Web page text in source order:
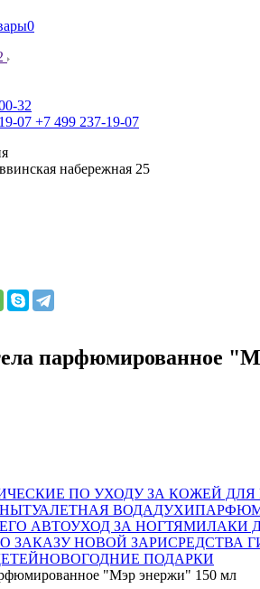
0
32
07 +7 499 237-19-07
набережная 25
парфюмированное
ПО УХОДУ ЗА КОЖЕЙ
ТУАЛЕТНАЯ ВОДАДУХИ
АВТОУХОД ЗА НОГТЯМИЛАКИ
ЗАКАЗУ НОВОЙ ЗАРИСРЕДСТВА
НОВОГОДНИЕ ПОДАРКИ
"Мэр энержи" 150 мл